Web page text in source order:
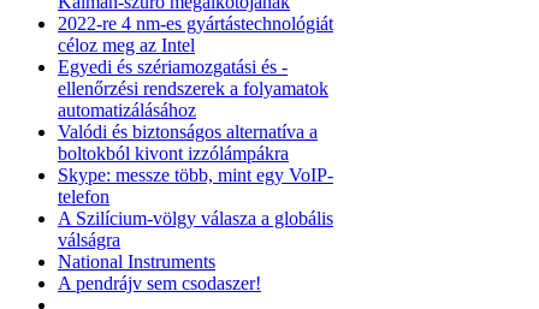
2022-re 4 nm-es gyártástechnológiát
céloz meg az Intel
Egyedi és szériamozgatási és -
ellenőrzési rendszerek a folyamatok
automatizálásához
Valódi és biztonságos alternatíva a
boltokból kivont izzólámpákra
Skype: messze több, mint egy VoIP-
telefon
A Szilícium-völgy válasza a globális
válságra
National Instruments
A pendrájv sem csodaszer!